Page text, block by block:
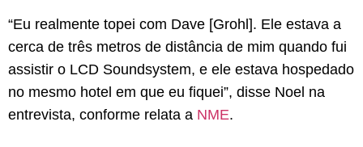
“Eu realmente topei com Dave [Grohl]. Ele estava a
cerca de três metros de distância de mim quando fui
assistir o LCD Soundsystem, e ele estava hospedado
no mesmo hotel em que eu fiquei”, disse Noel na
entrevista, conforme relata a NME.